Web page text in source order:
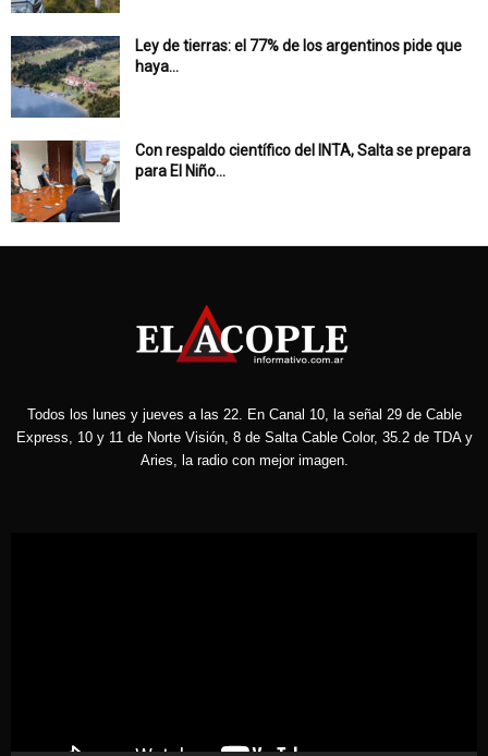
Ley de tierras: el 77% de los argentinos pide que
haya...
Con respaldo científico del INTA, Salta se prepara
para El Niño...
Todos los lunes y jueves a las 22. En Canal 10, la señal 29 de Cable
Express, 10 y 11 de Norte Visión, 8 de Salta Cable Color, 35.2 de TDA y
Aries, la radio con mejor imagen.